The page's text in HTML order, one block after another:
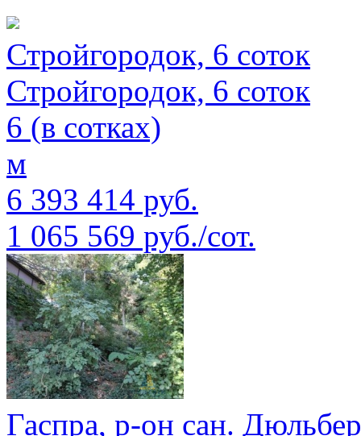
Стройгородок, 6 соток
Стройгородок, 6 соток
6 (в сотках)
м
6 393 414 руб.
1 065 569 руб./сот.
Гаспра, р-он сан.